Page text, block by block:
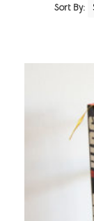
Sort By: